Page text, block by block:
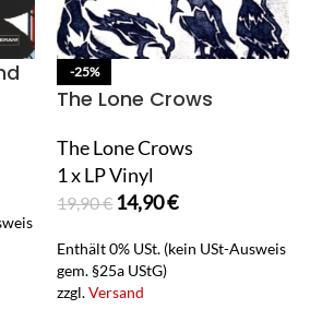
-25%
The Lone Crows
The Lone Crows
1 x LP Vinyl
19,90€ 14,90€
Enthält 0% USt. (kein USt-Ausweis
gem. §25a UStG)
zzgl.Versand